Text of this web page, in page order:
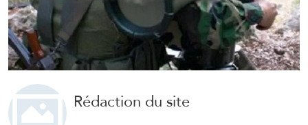
Rédaction du site